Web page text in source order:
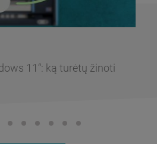
11“: ką turėtų žinoti